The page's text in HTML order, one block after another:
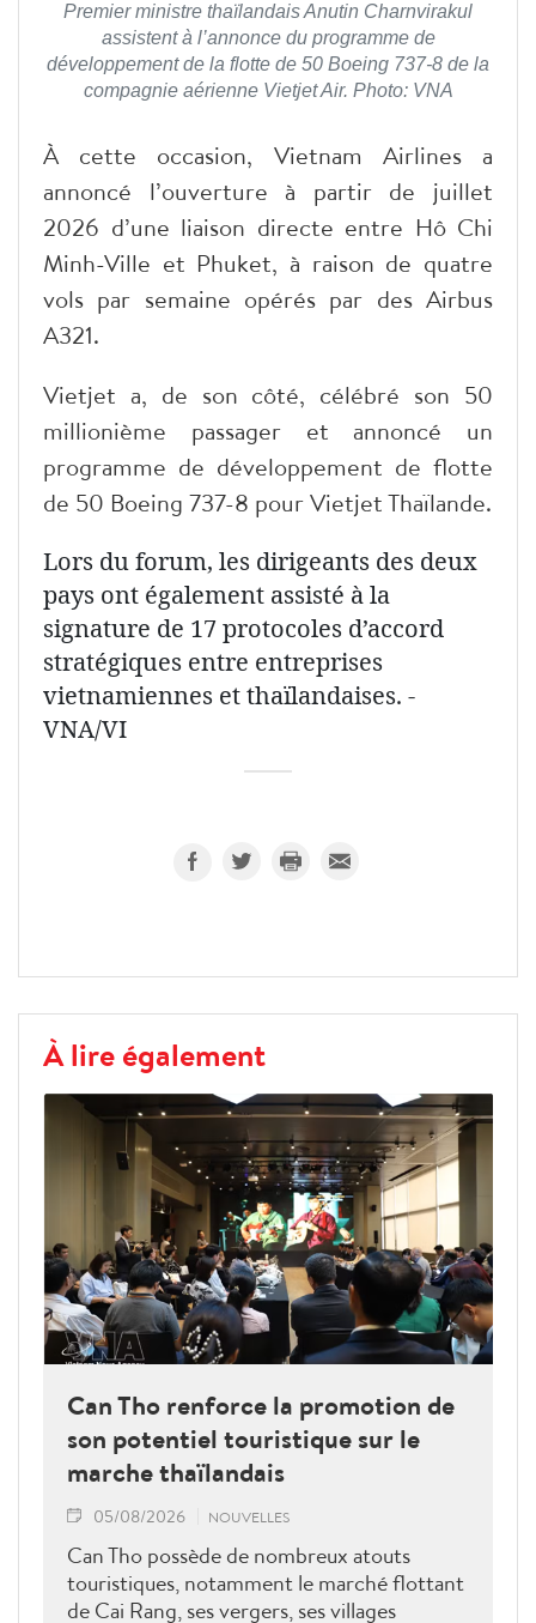
Premier ministre thaïlandais Anutin Charnvirakul
assistent à l’annonce du programme de
développement de la flotte de 50 Boeing 737-8 de la
compagnie aérienne Vietjet Air. Photo: VNA
À cette occasion, Vietnam Airlines a
annoncé l’ouverture à partir de juillet
2026 d’une liaison directe entre Hô Chi
Minh-Ville et Phuket, à raison de quatre
vols par semaine opérés par des Airbus
A321.
Vietjet a, de son côté, célébré son 50
millionième passager et annoncé un
programme de développement de flotte
de 50 Boeing 737-8 pour Vietjet Thaïlande.
Lors du forum, les dirigeants des deux
pays ont également assisté à la
signature de 17 protocoles d’accord
stratégiques entre entreprises
vietnamiennes et thaïlandaises. -
VNA/VI
À lire également
Can Tho renforce la promotion de
son potentiel touristique sur le
marche thaïlandais
05/08/2026 NOUVELLES
Can Tho possède de nombreux atouts
touristiques, notamment le marché flottant
de Cai Rang, ses vergers, ses villages